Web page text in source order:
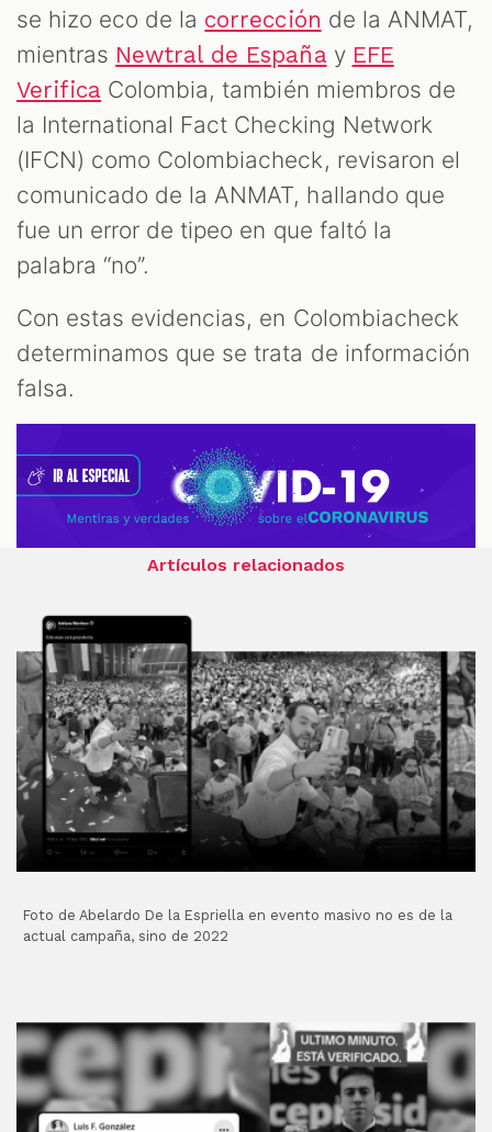
se hizo eco de la corrección de la ANMAT,
mientras Newtral de Españay EFE
Verifica Colombia, también miembros de
la International Fact Checking Network
(IFCN) como Colombiacheck, revisaron el
comunicado de la ANMAT, hallando que
fue un error de tipeo en que faltó la
palabra “no”.
Con estas evidencias, en Colombiacheck
determinamos que se trata de información
falsa.
Artículos relacionados
Foto de Abelardo De la Espriella en evento masivo no es de la
actual campaña, sino de 2022